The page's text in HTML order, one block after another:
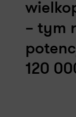
– tym
120